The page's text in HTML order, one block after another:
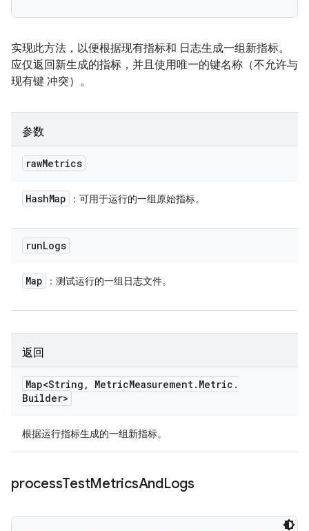
实现此方法，以便根据现有指标和 日志生成一组新指标。
应仅返回新生成的指标，并且使用唯一的键名称（不允许与
现有键 冲突）。
参数
rawMetrics
HashMap ：可用于运行的一组原始指标。
runLogs
Map ：测试运行的一组日志文件。
返回
Map<String , MetricMeasurement. Metric .
Builder>
根据运行指标生成的一组新指标。
processTestMetricsAndLogs